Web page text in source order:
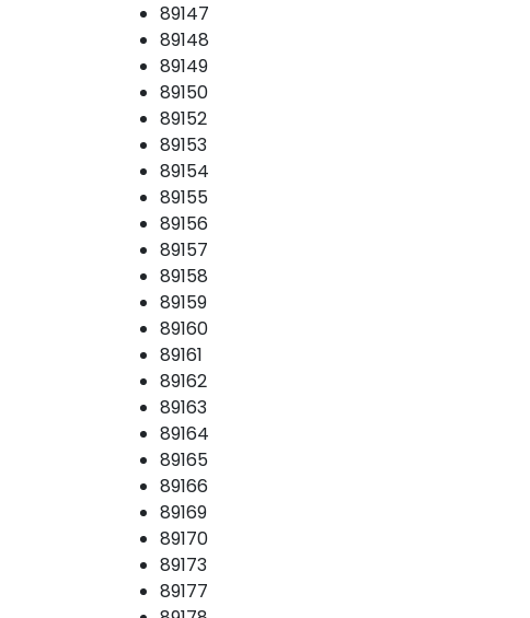
89147
89148
89149
89150
89152
89153
89154
89155
89156
89157
89158
89159
89160
89161
89162
89163
89164
89165
89166
89169
89170
89173
89177